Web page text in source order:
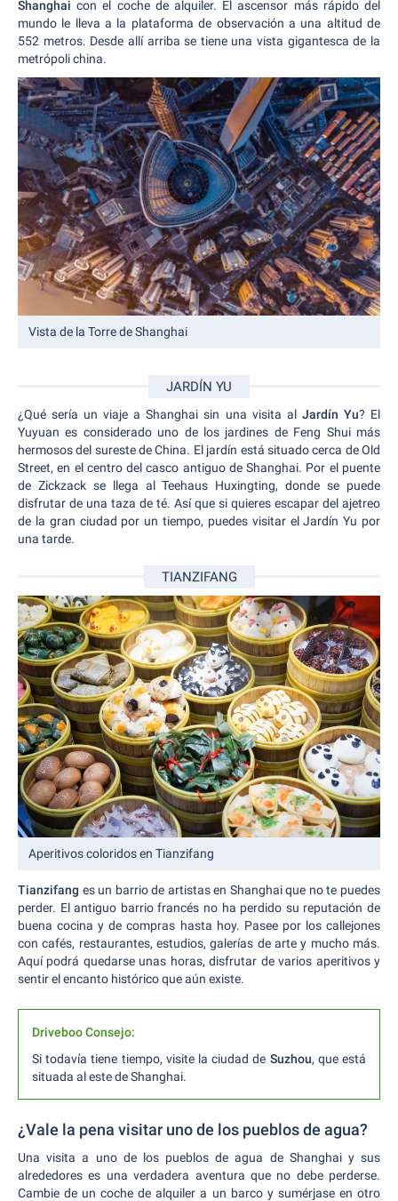
Shanghai con el coche de alquiler. El ascensor más rápido del
mundo le lleva a la plataforma de observación a una altitud de
552 metros. Desde allí arriba se tiene una vista gigantesca de la
metrópoli china.
Vista de la Torre de Shanghai
JARDÍN YU
¿Qué sería un viaje a Shanghai sin una visita al Jardín Yu? El
Yuyuan es considerado uno de los jardines de Feng Shui más
hermosos del sureste de China. El jardín está situado cerca de Old
Street, en el centro del casco antiguo de Shanghai. Por el puente
de Zickzack se llega al Teehaus Huxingting, donde se puede
disfrutar de una taza de té. Así que si quieres escapar del ajetreo
de la gran ciudad por un tiempo, puedes visitar el Jardín Yu por
una tarde.
TIANZIFANG
Aperitivos coloridos en Tianzifang
Tianzifang es un barrio de artistas en Shanghai que no te puedes
perder. El antiguo barrio francés no ha perdido su reputación de
buena cocina y de compras hasta hoy. Pasee por los callejones
con cafés, restaurantes, estudios, galerías de arte y mucho más.
Aquí podrá quedarse unas horas, disfrutar de varios aperitivos y
sentir el encanto histórico que aún existe.
Driveboo Consejo:
Si todavía tiene tiempo, visite la ciudad de Suzhou, que está
situada al este de Shanghai.
¿Vale la pena visitar uno de los pueblos de agua?
Una visita a uno de los pueblos de agua de Shanghai y sus
alrededores es una verdadera aventura que no debe perderse.
Cambie de un coche de alquiler a un barco y sumérjase en otro